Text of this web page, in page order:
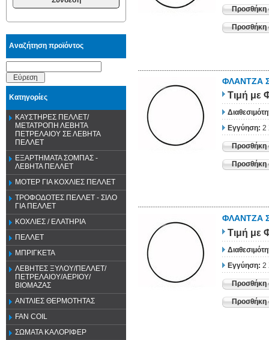
Αναζήτηση προϊόντος
Εύρεση
Κατηγορίες
ΚΑΥΣΤΗΡΕΣ ΠΕΛΛΕΤ/
ΜΕΤΑΤΡΟΠΗ ΛΕΒΗΤΑ
ΠΕΤΡΕΛΑΙΟΥ ΣΕ ΛΕΒΗΤΑ
ΠΕΛΛΕΤ
ΕΞΑΡΤΗΜΑΤΑ ΣΟΜΠΑΣ -
ΛΕΒΗΤΑ ΠΕΛΛΕΤ
ΜΟΤΕΡ ΓΙΑ ΚΟΧΛΙΕΣ ΠΕΛΛΕΤ
ΤΡΟΦΟΔΟΤΕΣ ΠΕΛΛΕΤ - ΣΙΛΟ
ΓΙΑ ΠΕΛΛΕΤ
ΚΟΧΛΙΕΣ / ΕΛΑΤΗΡΙΑ
ΠΕΛΛΕΤ
ΜΠΡΙΓΚΕΤΑ
ΛΕΒΗΤΕΣ ΞΥΛΟΥ/ΠΕΛΛΕΤ/
ΠΕΤΡΕΛΑΙΟΥ/ΑΕΡΙΟΥ/
ΒΙΟΜΑΖΑΣ
ΑΝΤΛΙΕΣ ΘΕΡΜΟΤΗΤΑΣ
FAN COIL
ΣΩΜΑΤΑ ΚΑΛΟΡΙΦΕΡ
Προσθήκη
Προσθήκη
ΦΛΑΝΤΖΑ
Τιμή με
Εγγύηση: 2
Προσθήκη
Προσθήκη
ΦΛΑΝΤΖΑ
Τιμή με
Εγγύηση: 2
Προσθήκη
Προσθήκη